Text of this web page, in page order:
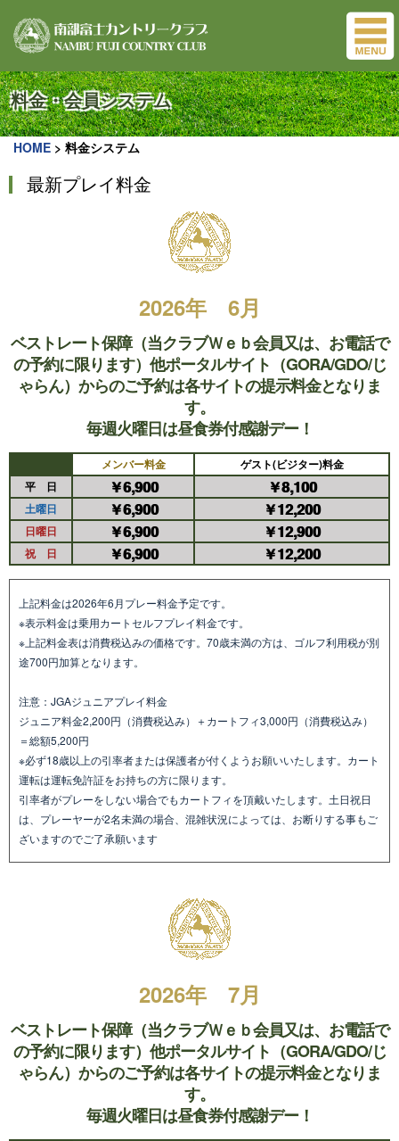
料金・会員システム
HOME > 料金システム
最新プレイ料金
2026年 6月
ベストレート保障（当クラブＷｅｂ会員又は、お電話で
の予約に限ります）他ポータルサイト（GORA/GDO/じ
ゃらん）からのご予約は各サイトの提示料金となりま
す。
毎週火曜日は昼食券付感謝デー！
メンバー料金
ゲスト(ビジター)料金
平 日
￥6,900 ￥8,100
土曜日 ￥6,900 ￥12,200
日曜日 ￥6,900 ￥12,900
祝 日 ￥6,900 ￥12,200
上記料金は2026年6月プレー料金予定です。
※表示料金は乗用カートセルフプレイ料金です。
※上記料金表は消費税込みの価格です。70歳未満の方は、ゴルフ利用税が別
途700円加算となります。
注意：JGAジュニアプレイ料金
ジュニア料金2,200円（消費税込み）＋カートフィ3,000円（消費税込み）
＝総額5,200円
※必ず18歳以上の引率者または保護者が付くようお願いいたします。カート
運転は運転免許証をお持ちの方に限ります。
引率者がプレーをしない場合でもカートフィを頂戴いたします。土日祝日
は、プレーヤーが2名未満の場合、混雑状況によっては、お断りする事もご
ざいますのでご了承願います
2026年 7月
ベストレート保障（当クラブＷｅｂ会員又は、お電話で
の予約に限ります）他ポータルサイト（GORA/GDO/じ
ゃらん）からのご予約は各サイトの提示料金となりま
す。
毎週火曜日は昼食券付感謝デー！